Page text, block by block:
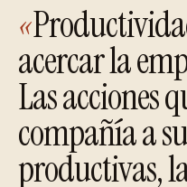
«
acercar la
Las acciones
compañía a
productivas,